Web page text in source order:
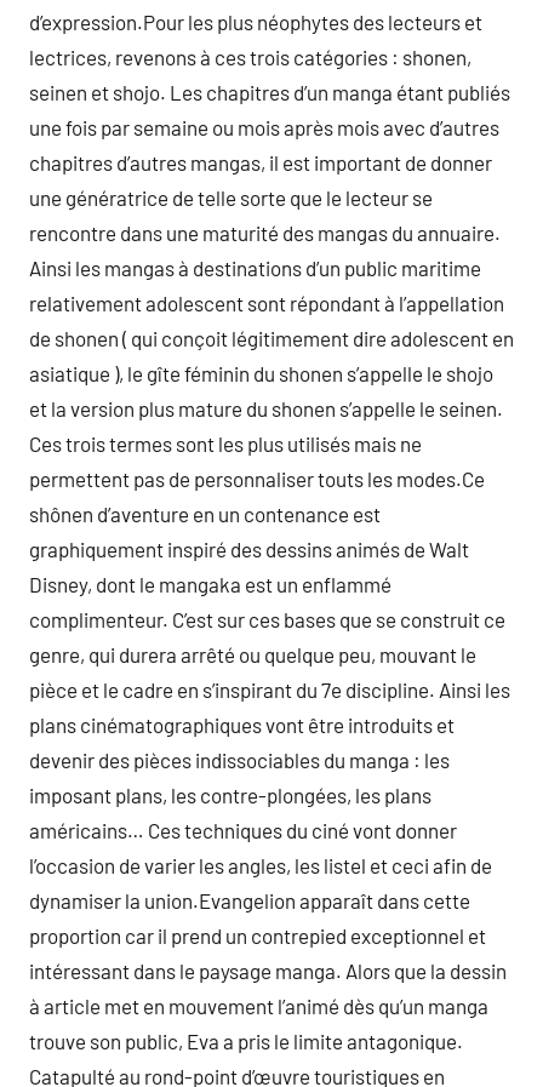
d’expression.Pour les plus néophytes des lecteurs et
lectrices, revenons à ces trois catégories : shonen,
seinen et shojo. Les chapitres d’un manga étant publiés
une fois par semaine ou mois après mois avec d’autres
chapitres d’autres mangas, il est important de donner
une génératrice de telle sorte que le lecteur se
rencontre dans une maturité des mangas du annuaire.
Ainsi les mangas à destinations d’un public maritime
relativement adolescent sont répondant à l’appellation
de shonen ( qui conçoit légitimement dire adolescent en
asiatique ), le gîte féminin du shonen s’appelle le shojo
et la version plus mature du shonen s’appelle le seinen.
Ces trois termes sont les plus utilisés mais ne
permettent pas de personnaliser touts les modes.Ce
shônen d’aventure en un contenance est
graphiquement inspiré des dessins animés de Walt
Disney, dont le mangaka est un enflammé
complimenteur. C’est sur ces bases que se construit ce
genre, qui durera arrêté ou quelque peu, mouvant le
pièce et le cadre en s’inspirant du 7e discipline. Ainsi les
plans cinématographiques vont être introduits et
devenir des pièces indissociables du manga : les
imposant plans, les contre-plongées, les plans
américains… Ces techniques du ciné vont donner
l’occasion de varier les angles, les listel et ceci afin de
dynamiser la union.Evangelion apparaît dans cette
proportion car il prend un contrepied exceptionnel et
intéressant dans le paysage manga. Alors que la dessin
à article met en mouvement l’animé dès qu’un manga
trouve son public, Eva a pris le limite antagonique.
Catapulté au rond-point d’œuvre touristiques en